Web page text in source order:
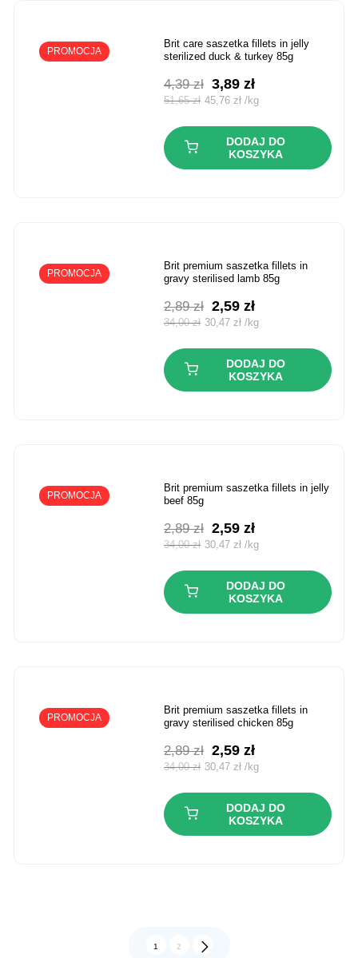
PROMOCJA
brit care saszetka fillets in jelly
sterilized duck & turkey 85g
4,39zł Pierwotna
cena
4,39 zł.
3,89złAktualna
cena
3,89 zł.
51,65zł 45,76 zł /kg
DODAJ DO
KOSZYKA
PROMOCJA
brit premium saszetka fillets in
gravy sterilised lamb 85g
2,89zł Pierwotna
cena
2,89 zł.
2,59złAktualna
cena
2,59 zł.
34,00zł 30,47 zł /kg
DODAJ DO
KOSZYKA
PROMOCJA
brit premium saszetka fillets in jelly
beef 85g
2,89zł Pierwotna
cena
2,89 zł.
2,59złAktualna
cena
2,59 zł.
34,00zł 30,47 zł /kg
DODAJ DO
KOSZYKA
PROMOCJA
brit premium saszetka fillets in
gravy sterilised chicken 85g
2,89zł Pierwotna
cena
2,89 zł.
2,59złAktualna
cena
2,59 zł.
34,00zł 30,47 zł /kg
DODAJ DO
KOSZYKA
1 2